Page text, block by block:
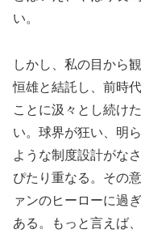
い。
しかし、私の目から
恒雄と結託し、前時
ことに汲々とし続け
い。球界が狂い、明
ような制度設計がな
ぴたり重なる。その
ァンのヒーローに過
ある。もっと言えば